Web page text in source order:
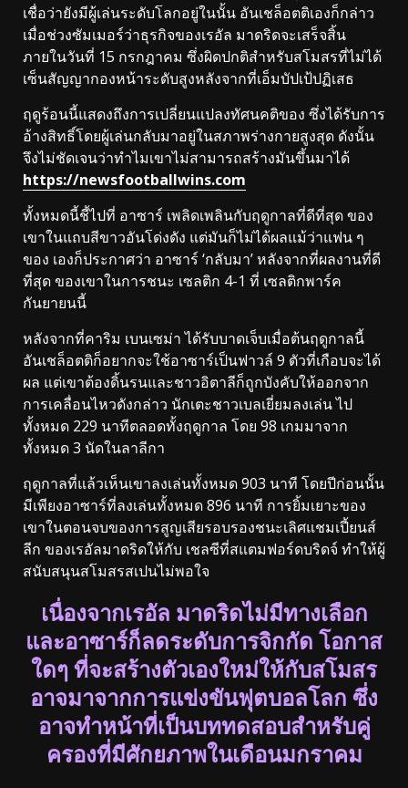
เชื่อว่ายังมีผู้เล่นระดับโลกอยู่ในนั้น อันเชล็อตติเองก็กล่าว
เมื่อช่วงซัมเมอร์ว่าธุรกิจของเรอัล มาดริดจะเสร็จสิ้น
ภายในวันที่ 15 กรกฎาคม ซึ่งผิดปกติสำหรับสโมสรที่ไม่ได้
เซ็นสัญญากองหน้าระดับสูงหลังจากที่เอ็มบัปเป้ปฏิเสธ
ฤดูร้อนนี้แสดงถึงการเปลี่ยนแปลงทัศนคติของ ซึ่งได้รับการ
อ้างสิทธิ์โดยผู้เล่นกลับมาอยู่ในสภาพร่างกายสูงสุด ดังนั้น
จึงไม่ชัดเจนว่าทำไมเขาไม่สามารถสร้างมันขึ้นมาได้
https://newsfootballwins.com
ทั้งหมดนี้ชี้ไปที่ อาซาร์ เพลิดเพลินกับฤดูกาลที่ดีที่สุด ของ
เขาในแถบสีขาวอันโด่งดัง แต่มันก็ไม่ได้ผลแม้ว่าแฟน ๆ
ของ เองก็ประกาศว่า อาซาร์ ‘กลับมา’ หลังจากที่ผลงานที่ดี
ที่สุด ของเขาในการชนะ เซลติก 4-1 ที่ เซลติกพาร์ค
กันยายนนี้
หลังจากที่คาริม เบนเซม่า ได้รับบาดเจ็บเมื่อต้นฤดูกาลนี้
อันเชล็อตติก็อยากจะใช้อาซาร์เป็นฟาวล์ 9 ตัวที่เกือบจะได้
ผล แต่เขาต้องดิ้นรนและชาวอิตาลีก็ถูกบังคับให้ออกจาก
การเคลื่อนไหวดังกล่าว นักเตะชาวเบลเยี่ยมลงเล่น ไป
ทั้งหมด 229 นาทีตลอดทั้งฤดูกาล โดย 98 เกมมาจาก
ทั้งหมด 3 นัดในลาลีกา
ฤดูกาลที่แล้วเห็นเขาลงเล่นทั้งหมด 903 นาที โดยปีก่อนนั้น
มีเพียงอาซาร์ที่ลงเล่นทั้งหมด 896 นาที การยิ้มเยาะของ
เขาในตอนจบของการสูญเสียรอบรองชนะเลิศแชมเปี้ยนส์
ลีก ของเรอัลมาดริดให้กับ เชลซีที่สแตมฟอร์ดบริดจ์ ทำให้ผู้
สนับสนุนสโมสรสเปนไม่พอใจ
เนื่องจากเรอัล มาดริดไม่มีทางเลือก
และอาซาร์ก็ลดระดับการจิกกัด โอกาส
ใดๆ ที่จะสร้างตัวเองใหม่ให้กับสโมสร
อาจมาจากการแข่งขันฟุตบอลโลก ซึ่ง
อาจทำหน้าที่เป็นบททดสอบสำหรับคู่
ครองที่มีศักยภาพในเดือนมกราคม